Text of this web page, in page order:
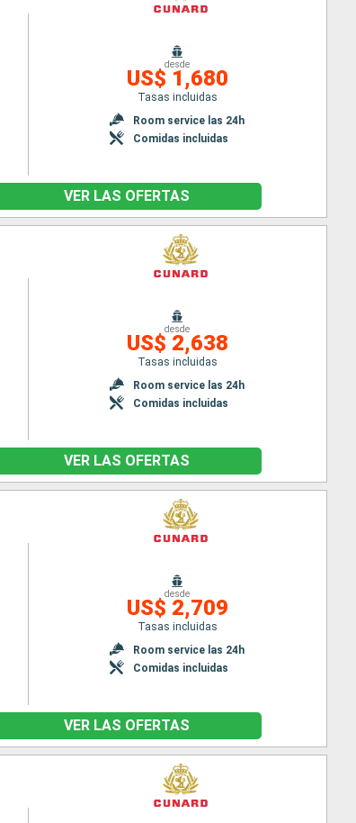
desde
US$ 1,680
Tasas incluidas
Room service las 24h
Comidas incluidas
VER LAS OFERTAS
desde
US$ 2,638
Tasas incluidas
Room service las 24h
Comidas incluidas
VER LAS OFERTAS
desde
US$ 2,709
Tasas incluidas
Room service las 24h
Comidas incluidas
VER LAS OFERTAS